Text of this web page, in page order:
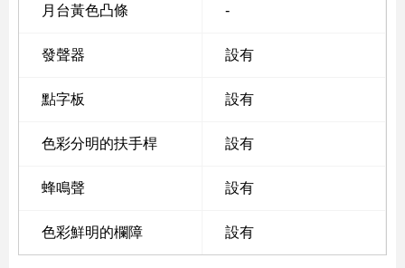
月台黃色凸條 -
發聲器 設有
點字板 設有
色彩分明的扶手桿 設有
蜂鳴聲 設有
色彩鮮明的欄障 設有